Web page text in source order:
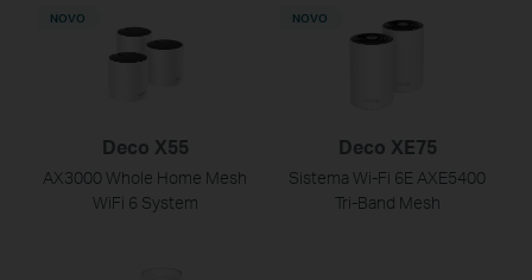
Deco X55
AX3000 Whole Home Mesh
WiFi 6 System
NOVO
Deco XE75
Sistema Wi-Fi 6E AXE5400
Tri-Band Mesh
NOVO